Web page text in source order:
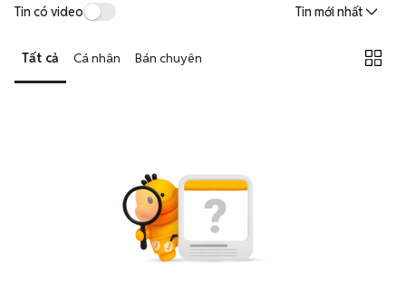
Tin có video Tin mới nhất
Tất cả Cá nhân Bán chuyên